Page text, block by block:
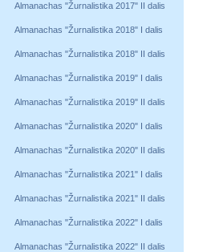
Almanachas "Žurnalistika 2017" II dalis
Almanachas "Žurnalistika 2018" I dalis
Almanachas "Žurnalistika 2018" II dalis
Almanachas "Žurnalistika 2019" I dalis
Almanachas "Žurnalistika 2019" II dalis
Almanachas "Žurnalistika 2020" I dalis
Almanachas "Žurnalistika 2020" II dalis
Almanachas "Žurnalistika 2021" I dalis
Almanachas "Žurnalistika 2021" II dalis
Almanachas "Žurnalistika 2022" I dalis
Almanachas "Žurnalistika 2022" II dalis